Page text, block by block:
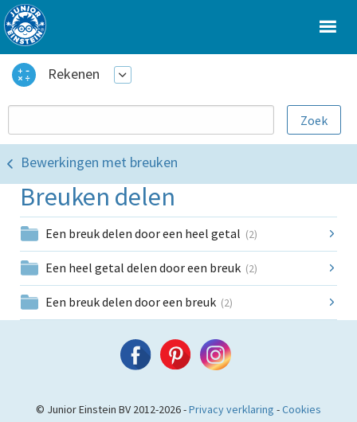
Rekenen
Bewerkingen met breuken
Breuken delen
Een breuk delen door een heel getal (2)
Een heel getal delen door een breuk (2)
Een breuk delen door een breuk (2)
© Junior Einstein BV 2012-2026 -Privacy verklaring -Cookies